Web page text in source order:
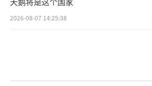
2026-08-07 14:25:38